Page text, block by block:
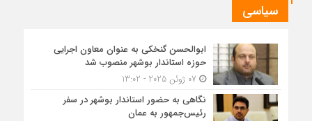
سیاسی
ابوالحسن گنخکی به عنوان معاون اجرایی
حوزه استاندار بوشهر منصوب شد
نگاهی به حضور استاندار بوشهر در سفر
رئیس‌جمهور به عمان